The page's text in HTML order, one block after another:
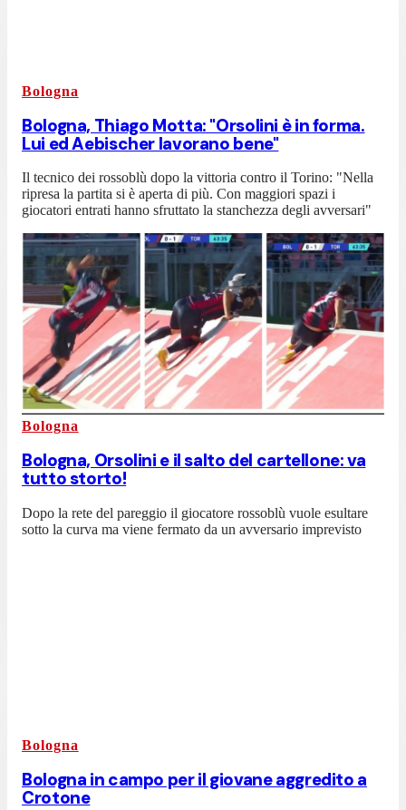
Bologna
Bologna, Thiago Motta: "Orsolini è in forma.
Lui ed Aebischer lavorano bene"
Il tecnico dei rossoblù dopo la vittoria contro il Torino: "Nella
ripresa la partita si è aperta di più. Con maggiori spazi i
giocatori entrati hanno sfruttato la stanchezza degli avversari"
Bologna
Bologna, Orsolini e il salto del cartellone: va
tutto storto!
Dopo la rete del pareggio il giocatore rossoblù vuole esultare
sotto la curva ma viene fermato da un avversario imprevisto
Bologna
Bologna in campo per il giovane aggredito a
Crotone